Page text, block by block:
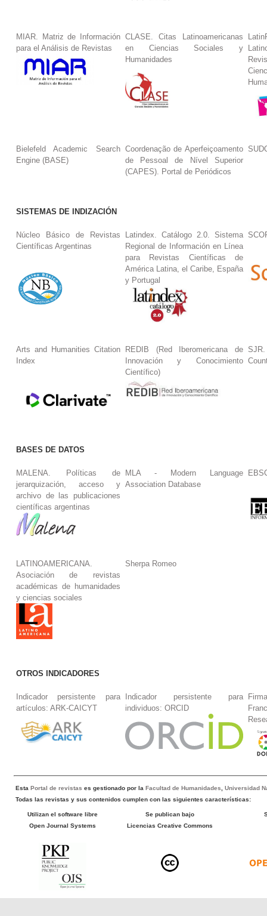
MIAR. Matriz de Información
para el Análisis de Revistas
CLASE. Citas Latinoamericanas
en Ciencias Sociales y
Humanidades
Bielefeld Academic Search
Engine (BASE)
Coordenação de Aperfeiçoamento
de Pessoal de Nível Superior
(CAPES). Portal de Periódicos
SISTEMAS DE INDIZACIÓN
Núcleo Básico de Revistas
Científicas Argentinas
Latindex. Catálogo 2.0. Sistema
Regional de Información en Línea
para Revistas Científicas de
América Latina, el Caribe, España
y Portugal
Arts and Humanities Citation
Index
REDIB (Red Iberomericana de
Innovación y Conocimiento
Científico)
BASES DE DATOS
MALENA. Políticas de
jerarquización, acceso y
archivo de las publicaciones
científicas argentinas
MLA - Modern Language
Association Database
LATINOAMERICANA.
Asociación de revistas
académicas de humanidades
y ciencias sociales
Sherpa Romeo
OTROS INDICADORES
Indicador persistente para
artículos: ARK-CAICYT
Indicador persistente para
individuos: ORCID
EstaPortal de revistas es gestionado por laFacultad de Humanidades ,Universidad
Todas las revistas y sus contenidos cumplen con las siguientes características:
Utilizan el software libre
Open Journal Systems
Se publican bajo
Licencias Creative Commons